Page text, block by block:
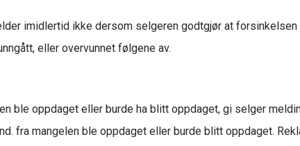
imidlertid ikke dersom selgeren godtgjør at
eller overvunnet følgene av.
ble oppdaget eller burde ha blitt oppdaget, gi selger
fra mangelen ble oppdaget eller burde blitt oppdaget.